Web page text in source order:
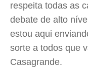
respeita todas as
debate de alto
estou aqui
sorte a todos que
Casagrande.